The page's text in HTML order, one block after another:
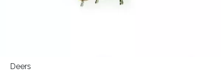
Deers